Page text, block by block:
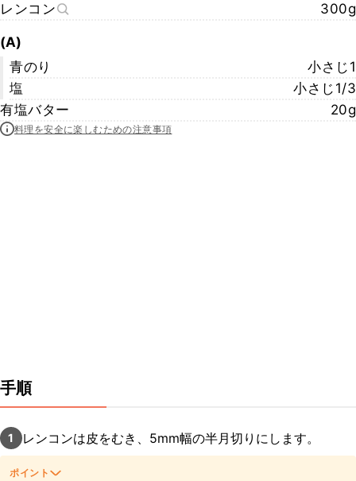
レンコン 300g
(A)
青のり
小さじ1
塩
小さじ1/3
有塩バター
20g
料理を安全に楽しむための注意事項
手順
1 レンコンは皮をむき、5mm幅の半月切りにします。
ポイント